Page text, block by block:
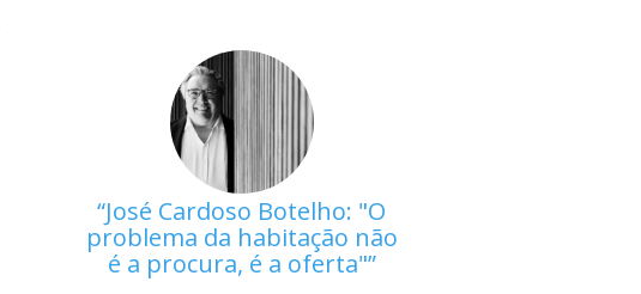
José Cardoso Botelho: "O
problema da habitação não
é a procura, é a oferta"